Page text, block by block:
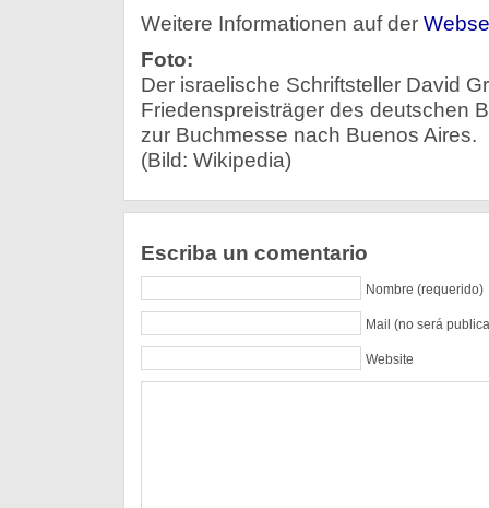
Weitere Informationen auf der
Foto:
Der israelische Schriftsteller David
Friedenspreisträger des deutschen
zur Buchmesse nach Buenos Aires.
(Bild: Wikipedia)
Escriba un comentario
Nombre (requerido)
Mail (no será
Website